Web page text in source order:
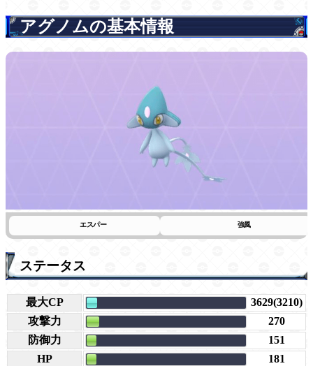
アグノムの基本情報
エスパー 強風
ステータス
最大CP
3629(3210)
攻撃力
270
防御力
151
HP
181